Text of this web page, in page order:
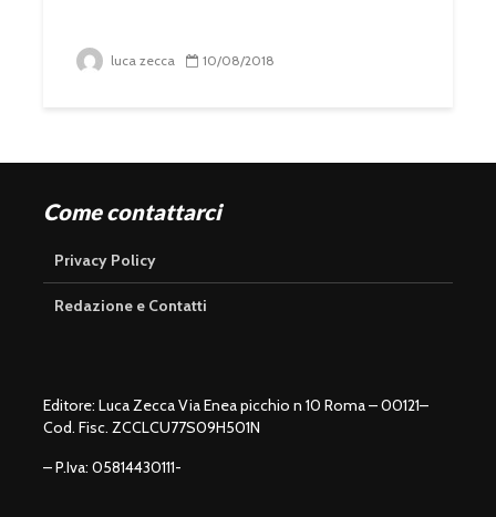
luca zecca 10/08/2018
Come contattarci
Privacy Policy
Redazione e Contatti
Editore: Luca Zecca Via Enea picchio n 10 Roma – 00121–
Cod. Fisc. ZCCLCU77S09H501N
– P.Iva: 05814430111-